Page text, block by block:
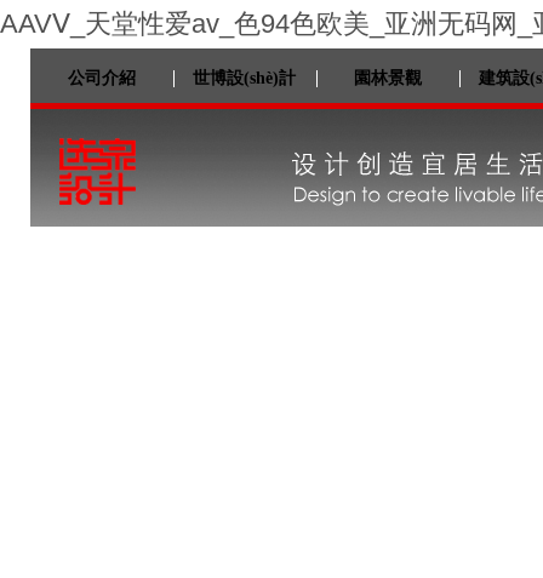
AAVⅤ_天堂性爱av_色94色欧美_亚洲无码网_
公司介紹 世博設(shè)計 園林景觀 建筑設